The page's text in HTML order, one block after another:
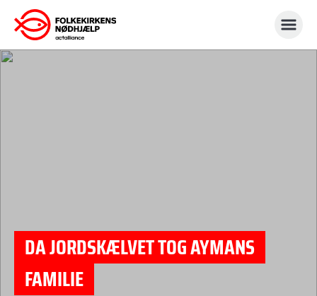
Gå
til
indhold
DA JORDSKÆLVET TOG AYMANS
FAMILIE